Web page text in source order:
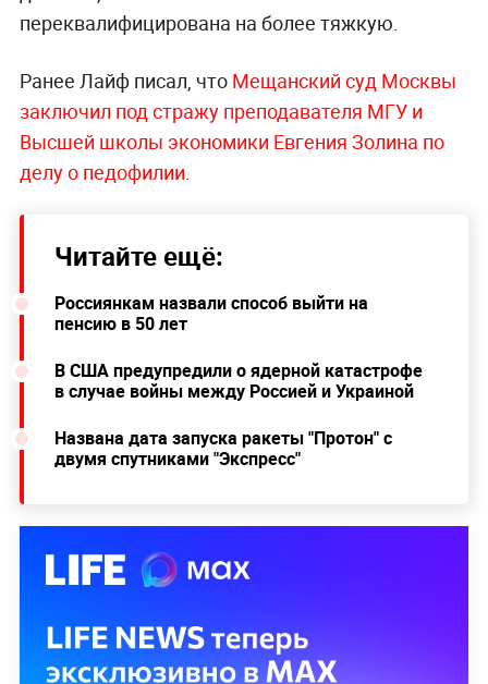
переквалифицирована на более тяжкую.
Ранее Лайф писал, что Мещанский суд Москвы
заключил под стражу преподавателя МГУ и
Высшей школы экономики Евгения Золина по
делу о педофилии
Читайте ещё:
Россиянкам назвали способ выйти на
пенсию в 50 лет
В США предупредили о ядерной катастрофе
в случае войны между Россией и Украиной
Названа дата запуска ракеты "Протон" с
двумя спутниками "Экспресс"